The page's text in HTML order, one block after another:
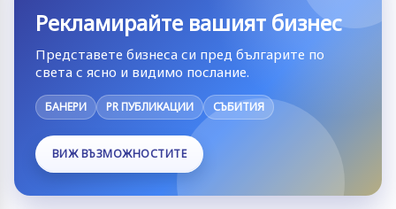
Рекламирайте вашият бизнес
Представете бизнеса си пред българите по
света с ясно и видимо послание.
БАНЕРИ PR ПУБЛИКАЦИИ СЪБИТИЯ
ВИЖ ВЪЗМОЖНОСТИТЕ